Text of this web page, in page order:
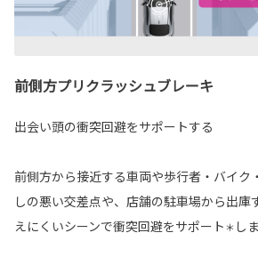
前側方プリクラッシュブレーキ
出会い頭の衝突回避をサポートする
前側方から接近する車両や歩行者・バイク
しの悪い交差点や、店舗の駐車場から出庫
えにくいシーンで衝突回避をサポート ＊ し